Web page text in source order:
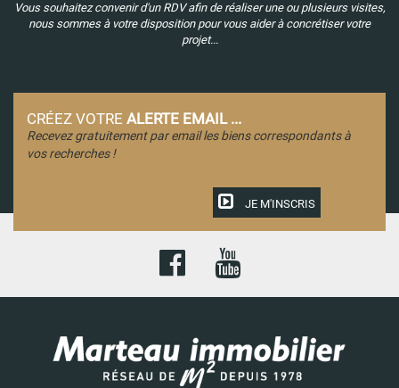
Vous souhaitez convenir d'un RDV afin de réaliser une ou plusieurs visites,
nous sommes à votre disposition pour vous aider à concrétiser votre
projet...
CRÉEZ VOTRE ALERTE EMAIL ...
Recevez gratuitement par email les biens correspondants à
vos recherches !
JE M'INSCRIS